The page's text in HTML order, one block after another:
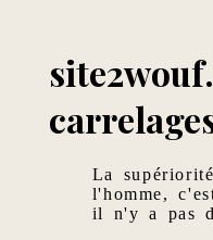
La
l'homme,
il n'y a pas